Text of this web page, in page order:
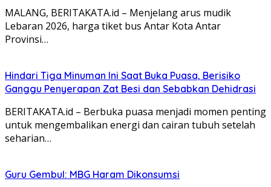
MALANG, BERITAKATA.id – Menjelang arus mudik
Lebaran 2026, harga tiket bus Antar Kota Antar
Provinsi…
Hindari Tiga Minuman Ini Saat Buka Puasa, Berisiko
Ganggu Penyerapan Zat Besi dan Sebabkan Dehidrasi
BERITAKATA.id – Berbuka puasa menjadi momen penting
untuk mengembalikan energi dan cairan tubuh setelah
seharian…
Guru Gembul: MBG Haram Dikonsumsi